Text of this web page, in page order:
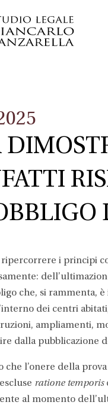
ripercorrere i principi
che, si rammenta,
dei centri
ampliamenti,
dalla pubblicazione
che l’onere della
ratione temporis
al momento